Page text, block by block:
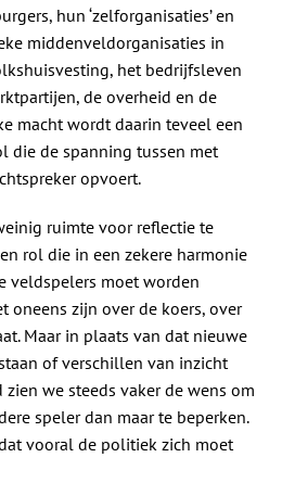
hun ‘zelforganisaties’ en
middenveldorganisaties in
het bedrijfsleven
de overheid en de
macht wordt daarin teveel een
die de spanning tussen met
opvoert.
ruimte voor reflectie te
rol die in een zekere harmonie
veldspelers moet worden
oneens zijn over de koers, over
Maar in plaats van dat nieuwe
of verschillen van inzicht
we steeds vaker de wens om
speler dan maar te beperken.
vooral de politiek zich moet